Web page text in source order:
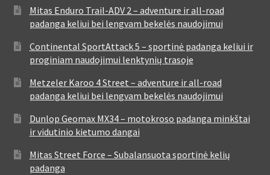
Mitas Enduro Trail-ADV 2 – adventure ir all-road
padanga keliui bei lengvam bekelės naudojimui
Continental SportAttack 5 – sportinė padanga keliui ir
proginiam naudojimui lenktynių trasoje
Metzeler Karoo 4 Street – adventure ir all-road
padanga keliui bei lengvam bekelės naudojimui
Dunlop Geomax MX34 – motokroso padanga minkštai
ir vidutinio kietumo dangai
Mitas Street Force – Subalansuota sportinė kelių
padanga